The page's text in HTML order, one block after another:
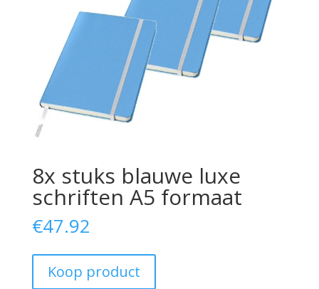
8x stuks blauwe luxe
schriften A5 formaat
€47.92
Koop product